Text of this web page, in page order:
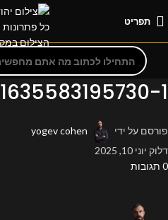
תפריט
1635583195730-1.jpg
פורסם על ידי
yogev cohen
דלוק יוני 10, 2025
0 תגובות